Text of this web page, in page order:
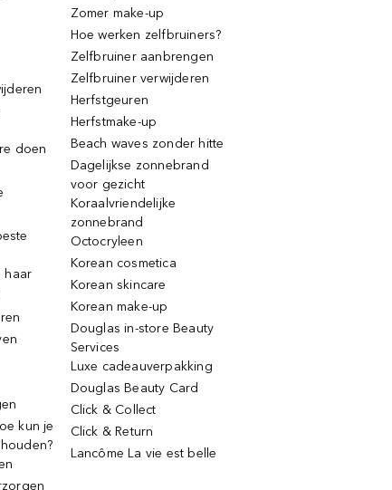
doen
haar
kun je
Zomer make-up
Hoe werken zelfbruiners?
Zelfbruiner aanbrengen
Zelfbruiner verwijderen
Herfstgeuren
Herfstmake-up
Beach waves zonder hitte
Dagelijkse zonnebrand
voor gezicht
Koraalvriendelijke
zonnebrand
Octocryleen
Korean cosmetica
Korean skincare
Korean make-up
Douglas in-store Beauty
Services
Luxe cadeauverpakking
Douglas Beauty Card
Click & Collect
Click & Return
Lancôme La vie est belle